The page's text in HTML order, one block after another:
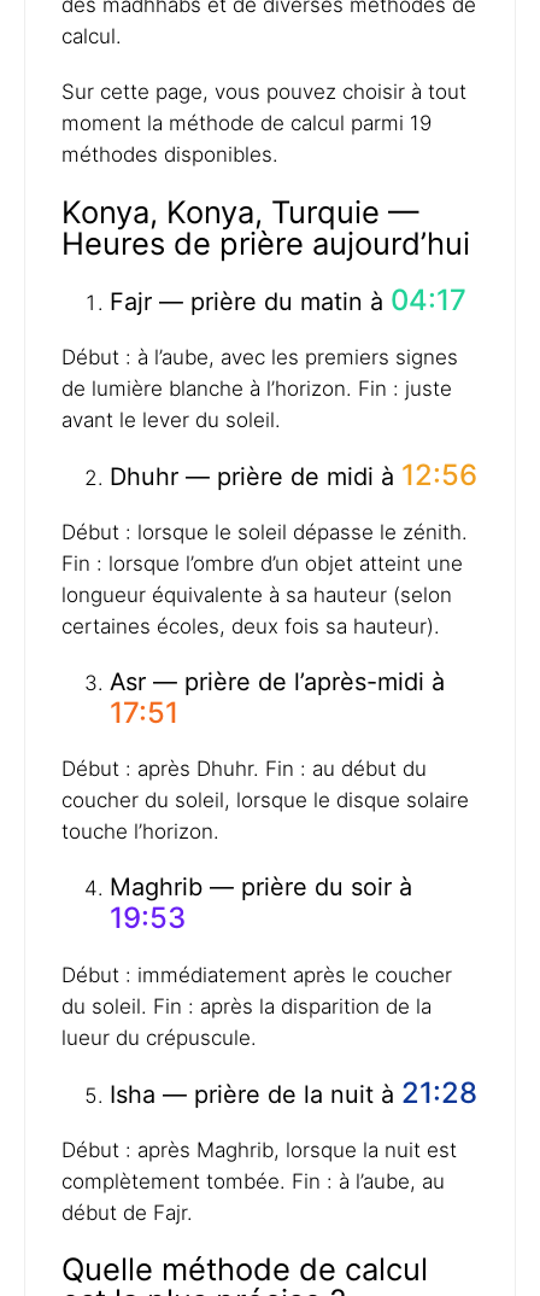
des madhhabs et de diverses méthodes de
calcul.
Sur cette page, vous pouvez choisir à tout
moment la méthode de calcul parmi 19
méthodes disponibles.
Konya, Konya, Turquie —
Heures de prière aujourd’hui
Fajr — prière du matin à 04:17
Début : à l’aube, avec les premiers signes
de lumière blanche à l’horizon. Fin : juste
avant le lever du soleil.
Dhuhr — prière de midi à 12:56
Début : lorsque le soleil dépasse le zénith.
Fin : lorsque l’ombre d’un objet atteint une
longueur équivalente à sa hauteur (selon
certaines écoles, deux fois sa hauteur).
Asr — prière de l’après-midi à
17:51
Début : après Dhuhr. Fin : au début du
coucher du soleil, lorsque le disque solaire
touche l’horizon.
Maghrib — prière du soir à
19:53
Début : immédiatement après le coucher
du soleil. Fin : après la disparition de la
lueur du crépuscule.
Isha — prière de la nuit à 21:28
Début : après Maghrib, lorsque la nuit est
complètement tombée. Fin : à l’aube, au
début de Fajr.
Quelle méthode de calcul